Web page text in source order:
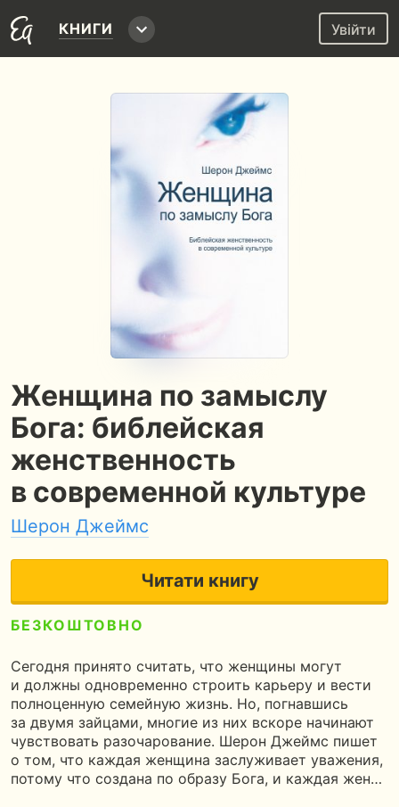
КНИГИ Увійти
Женщина по замыслу
Бога: библейская
женственность
в современной культуре
Шерон Джеймс
Читати книгу
БЕЗКОШТОВНО
Сегодня принято считать, что женщины могут
и должны одновременно строить карьеру и вести
полноценную семейную жизнь. Но, погнавшись
за двумя зайцами, многие из них вскоре начинают
чувствовать разочарование. Шерон Джеймс пишет
о том, что каждая женщина заслуживает уважения,
потому что создана по образу Бога, и каждая жен…